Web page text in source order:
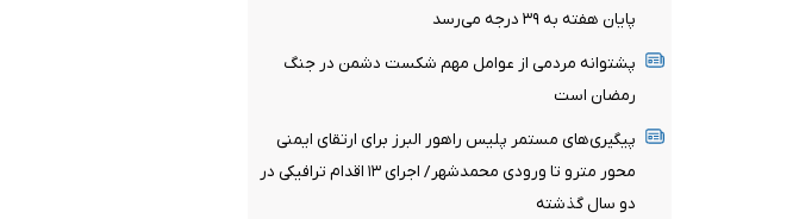
پایان هفته به ۳۹ درجه می‌رسد
پشتوانه مردمی از عوامل مهم شکست دشمن در جنگ
رمضان است
پیگیری‌های مستمر پلیس راهور البرز برای ارتقای ایمنی
محور مترو تا ورودی محمدشهر/ اجرای ۱۳ اقدام ترافیکی در
دو سال گذشته